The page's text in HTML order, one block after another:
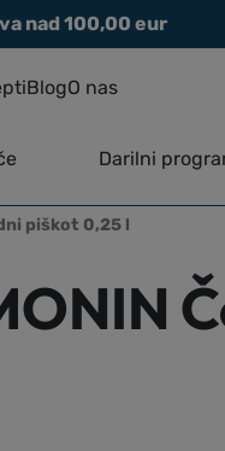
nad 100,00 eur
BlogO nas
Darilni
piškot 0,25 l